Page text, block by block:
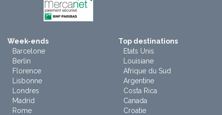
Week-ends
Barcelone
Berlin
Florence
Lisbonne
Londres
Madrid
Rome
Top destinations
Etats Unis
Louisiane
Afrique du Sud
Argentine
Costa Rica
Canada
Croatie